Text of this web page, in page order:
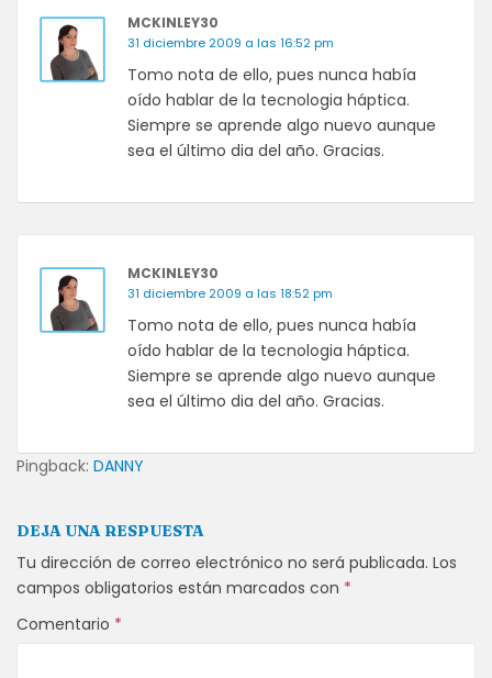
MCKINLEY30
31 diciembre 2009 a las 16:52 pm
Tomo nota de ello, pues nunca había
oído hablar de la tecnologia háptica.
Siempre se aprende algo nuevo aunque
sea el último dia del año. Gracias.
MCKINLEY30
31 diciembre 2009 a las 18:52 pm
Tomo nota de ello, pues nunca había
oído hablar de la tecnologia háptica.
Siempre se aprende algo nuevo aunque
sea el último dia del año. Gracias.
Pingback: DANNY
DEJA UNA RESPUESTA
Tu dirección de correo electrónico no será publicada. Los
campos obligatorios están marcados con *
Comentario *